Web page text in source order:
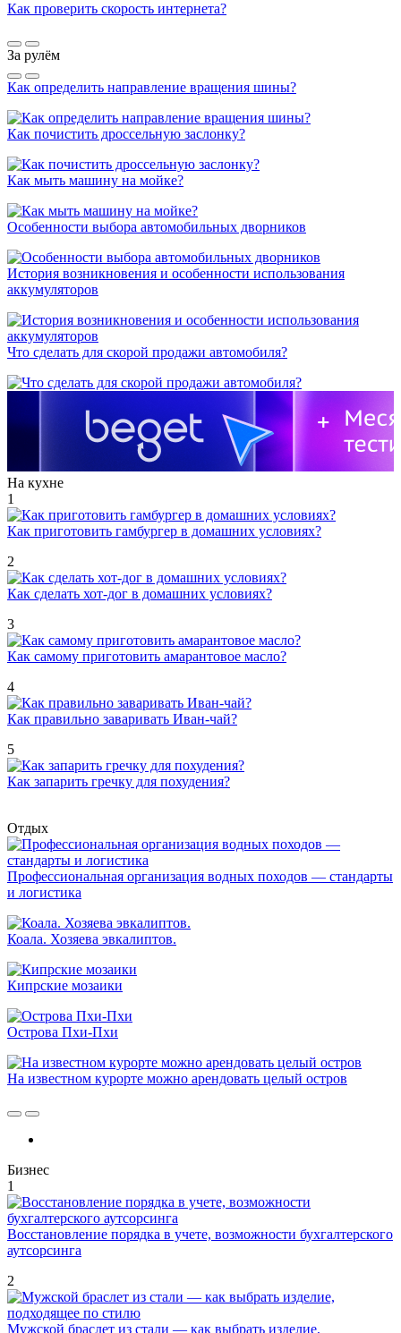
Как проверить скорость интернета?
За рулём
Как определить направление вращения шины?
Как почистить дроссельную заслонку?
Как мыть машину на мойке?
Особенности выбора автомобильных дворников
История возникновения и особенности использования
аккумуляторов
Что сделать для скорой продажи автомобиля?
На кухне
1
Как приготовить гамбургер в домашних условиях?
2
Как сделать хот-дог в домашних условиях?
3
Как самому приготовить амарантовое масло?
4
Как правильно заваривать Иван-чай?
5
Как запарить гречку для похудения?
Отдых
Профессиональная организация водных походов — стандарты
и логистика
Коала. Хозяева эвкалиптов.
Кипрские мозаики
Острова Пхи-Пхи
На известном курорте можно арендовать целый остров
Бизнес
1
Восстановление порядка в учете, возможности бухгалтерского
аутсорсинга
2
Мужской браслет из стали — как выбрать изделие,